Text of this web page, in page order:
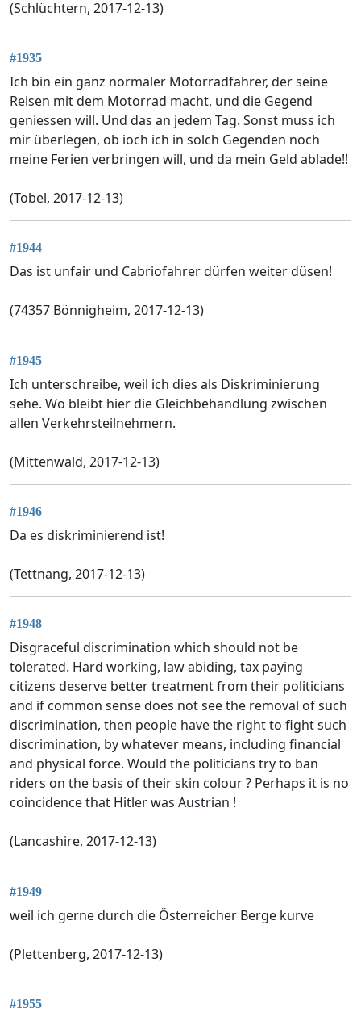
(Schlüchtern, 2017-12-13)
#1935
Ich bin ein ganz normaler Motorradfahrer, der seine
Reisen mit dem Motorrad macht, und die Gegend
geniessen will. Und das an jedem Tag. Sonst muss ich
mir überlegen, ob ioch ich in solch Gegenden noch
meine Ferien verbringen will, und da mein Geld ablade!!
(Tobel, 2017-12-13)
#1944
Das ist unfair und Cabriofahrer dürfen weiter düsen!
(74357 Bönnigheim, 2017-12-13)
#1945
Ich unterschreibe, weil ich dies als Diskriminierung
sehe. Wo bleibt hier die Gleichbehandlung zwischen
allen Verkehrsteilnehmern.
(Mittenwald, 2017-12-13)
#1946
Da es diskriminierend ist!
(Tettnang, 2017-12-13)
#1948
Disgraceful discrimination which should not be
tolerated. Hard working, law abiding, tax paying
citizens deserve better treatment from their politicians
and if common sense does not see the removal of such
discrimination, then people have the right to fight such
discrimination, by whatever means, including financial
and physical force. Would the politicians try to ban
riders on the basis of their skin colour ? Perhaps it is no
coincidence that Hitler was Austrian !
(Lancashire, 2017-12-13)
#1949
weil ich gerne durch die Österreicher Berge kurve
(Plettenberg, 2017-12-13)
#1955